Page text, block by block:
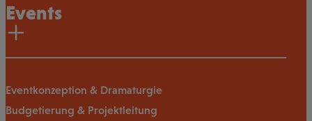
Events
Eventkonzeption & Dramaturgie
Budgetierung & Projektleitung